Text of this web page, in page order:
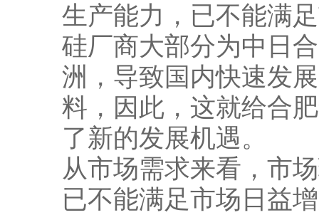
生产能力，已不能满
硅厂商大部分为中日
洲，导致国内快速发
料，因此，这就给合
了新的发展机遇。
从市场需求来看，市
已不能满足市场日益